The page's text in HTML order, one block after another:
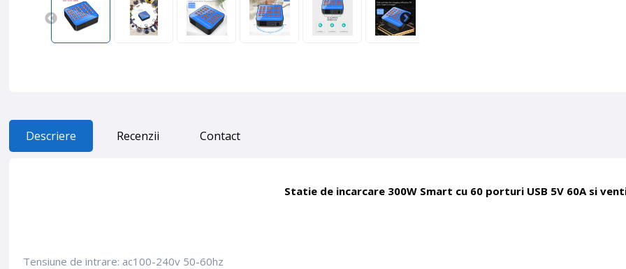
Descriere Recenzii Contact
Statie de incarcare 300W Smart cu 60 porturi USB 5V 60A si
Tensiune de intrare: ac100-240v 50-60hz